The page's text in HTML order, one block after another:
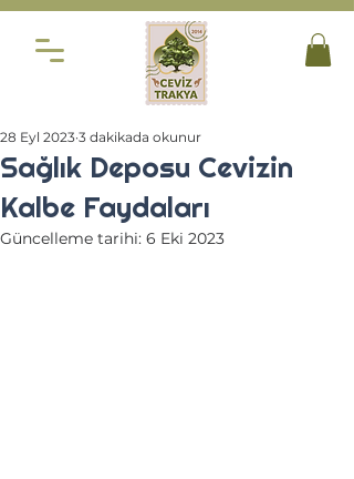
Sağlık Deposu Cevizin
Kalbe Faydaları
28 Eyl 2023 3 dakikada okunur
Güncelleme tarihi: 6 Eki 2023